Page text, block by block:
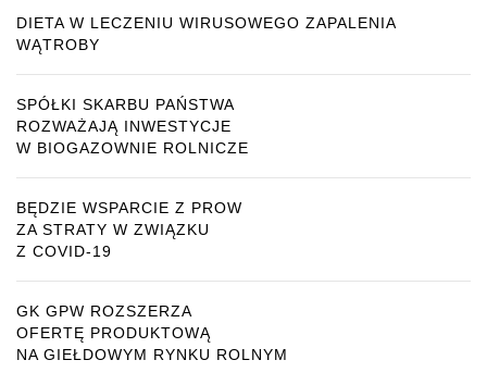
DIETA W LECZENIU WIRUSOWEGO ZAPALENIA
WĄTROBY
SPÓŁKI SKARBU PAŃSTWA
ROZWAŻAJĄ INWESTYCJE
W BIOGAZOWNIE ROLNICZE
BĘDZIE WSPARCIE Z PROW
ZA STRATY W ZWIĄZKU
Z COVID-19
GK GPW ROZSZERZA
OFERTĘ PRODUKTOWĄ
NA GIEŁDOWYM RYNKU ROLNYM